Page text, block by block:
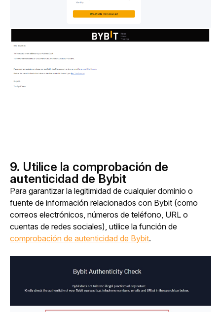
9. Utilice la comprobación de
autenticidad de Bybit
Para garantizar la legitimidad de cualquier dominio o
fuente de información relacionados con Bybit (como
correos electrónicos, números de teléfono, URL o
comprobación de autenticidad de Bybit.